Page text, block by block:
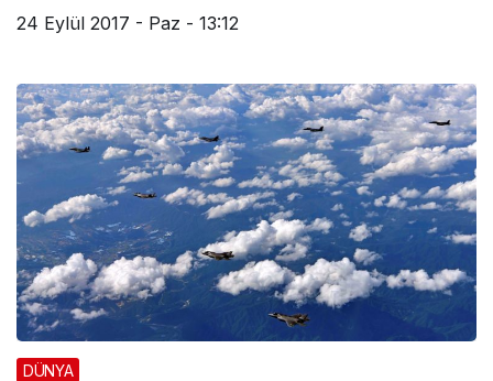
24 Eylül 2017 - Paz - 13:12
DÜNYA